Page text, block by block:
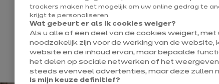
we de keuken als een leefruimte. Daarom
gezellig, maar ook perfect afgestemd op
krijgt een oplossing op maat.
trackers maken het mogelijk om uw online gedrag te
krijgt te personaliseren.
Wat gebeurt er als ik cookies weiger?
Als u alle of een deel van de cookies weigert,
noodzakelijk zijn voor de werking van de
website en de inhoud ervan, maar bepaalde
het delen op sociale netwerken of het
steeds evenveel advertenties, maar deze zullen
Is mijn keuze definitief?